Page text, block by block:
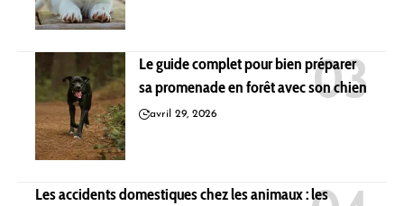
Le guide complet pour bien préparer
sa promenade en forêt avec son chien
avril 29, 2026
Les accidents domestiques chez les animaux : les